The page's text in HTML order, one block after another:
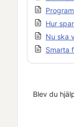
Hur
Nu ska
Smarta
Blev du